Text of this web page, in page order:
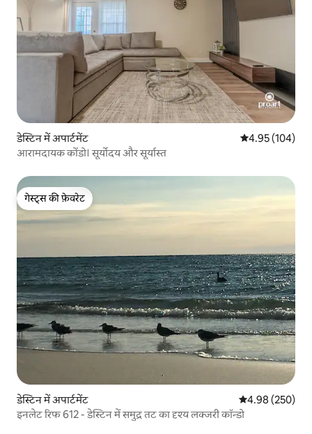
डेस्टिन में अपार्टमेंट औसत रेटिंग 5 में से
4.95 (104)
आरामदायक कोंडो। सूर्योदय और सूर्यास्त
गेस्ट्स की फ़ेवरेट
गेस्ट्स की फ़ेवरेट
डेस्टिन में अपार्टमेंट औसत रेटिंग 5 में से
4.98 (250)
इनलेट रिफ 612 - डेस्टिन में समुद्र तट का दृश्य लक्जरी कॉन्डो